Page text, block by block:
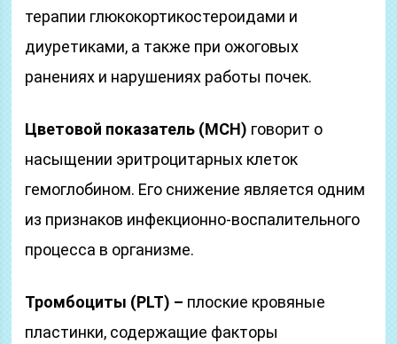
терапии глюкокортикостероидами и
диуретиками, а также при ожоговых
ранениях и нарушениях работы почек.
Цветовой показатель (MCH) говорит о
насыщении эритроцитарных клеток
гемоглобином. Его снижение является одним
из признаков инфекционно-воспалительного
процесса в организме.
Тромбоциты (PLT) – плоские кровяные
пластинки, содержащие факторы